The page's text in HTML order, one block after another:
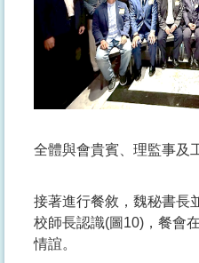
全體與會貴賓、理監事及
接著進行餐敘，魏秘書長
校師長認識(圖10)，餐會
情誼。